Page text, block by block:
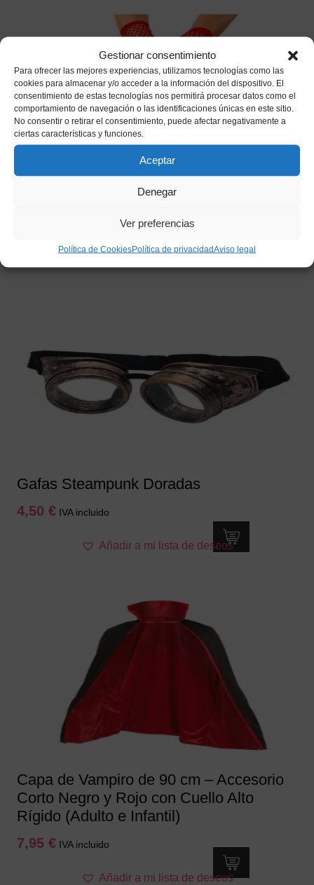
Gestionar consentimiento
Para ofrecer las mejores experiencias, utilizamos tecnologías como las
cookies para almacenar y/o acceder a la información del dispositivo. El
consentimiento de estas tecnologías nos permitirá procesar datos como el
comportamiento de navegación o las identificaciones únicas en este sitio.
No consentir o retirar el consentimiento, puede afectar negativamente a
ciertas características y funciones.
Aceptar
Denegar
Ver preferencias
Política de CookiesPolítica de privacidadAviso legal
Guantes Rejilla Rojos
Añadir a mi lista de deseos
Gafas Steampunk Doradas
4,50 € IVA incluido
Añadir a mi lista de deseos
Capa de Vampiro de 90 cm – Accesorio
Corto Negro y Rojo con Cuello Alto
Rígido (Adulto e Infantil)
7,95 € IVA incluido
Añadir a mi lista de deseos